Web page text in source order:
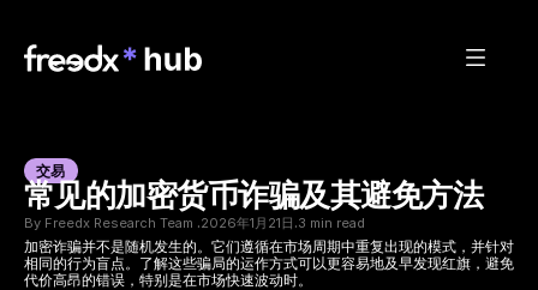
交易
常见的加密货币诈骗及其避免方法
By Freedx Research Team ·2026年1月21日 ·3 min read
加密诈骗并不是随机发生的。它们遵循在市场周期中重复出现的模式，并针对
相同的行为盲点。了解这些骗局的运作方式可以更容易地及早发现红旗，避免
代价高昂的错误，特别是在市场快速波动时。